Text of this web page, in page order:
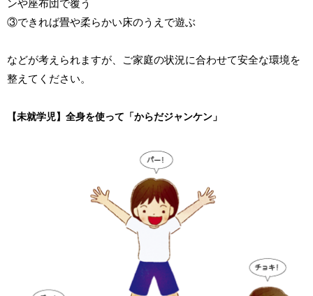
ンや座布団で覆う
③できれば畳や柔らかい床のうえで遊ぶ
などが考えられますが、ご家庭の状況に合わせて安全な環境を
整えてください。
【未就学児】全身を使って「からだジャンケン」